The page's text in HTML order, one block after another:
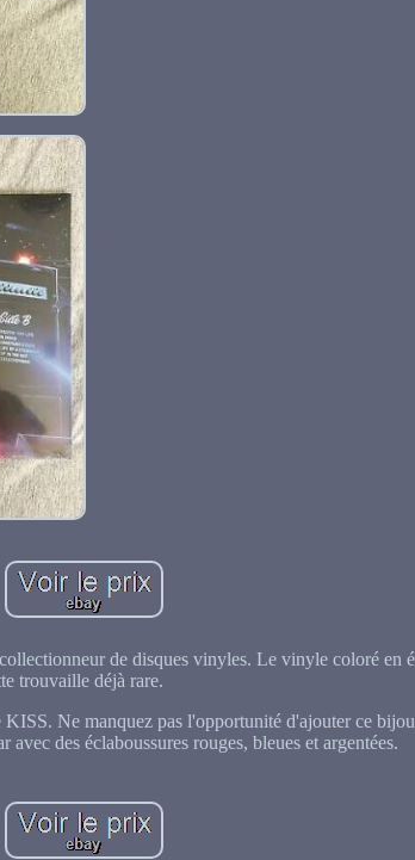
de disques vinyles. Le vinyle coloré en
trouvaille déjà rare.
Ne manquez pas l'opportunité d'ajouter ce
des éclaboussures rouges, bleues et argentées.